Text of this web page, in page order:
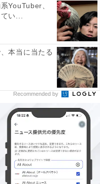
YouTuber、
い...
本当に当たる
Recommended by